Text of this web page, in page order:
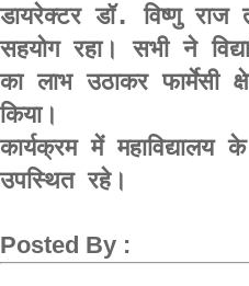
डायरेक्टर डॉ. विष्णु राज
सहयोग रहा। सभी ने
का लाभ उठाकर फार्मेसी
किया।
कार्यक्रम में
उपस्थित रहे।
Posted By :